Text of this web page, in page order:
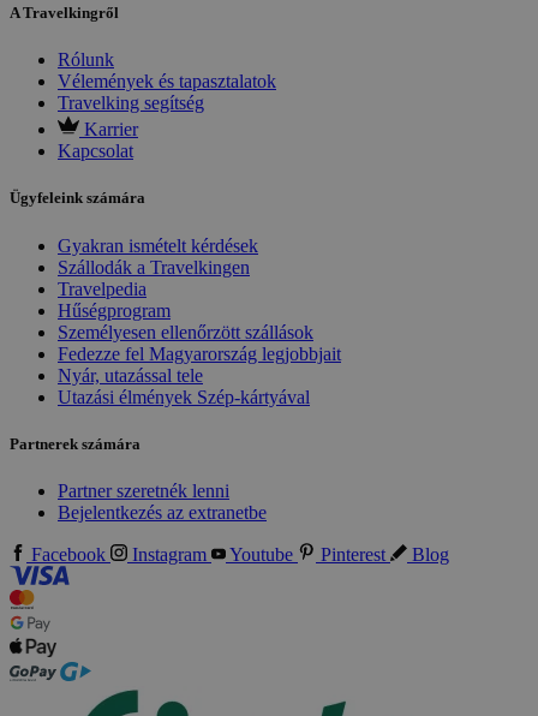
A Travelkingről
Rólunk
Vélemények és tapasztalatok
Travelking segítség
Karrier
Kapcsolat
Ügyfeleink számára
Gyakran ismételt kérdések
Szállodák a Travelkingen
Travelpedia
Hűségprogram
Személyesen ellenőrzött szállások
Fedezze fel Magyarország legjobbjait
Nyár, utazással tele
Utazási élmények Szép-kártyával
Partnerek számára
Partner szeretnék lenni
Bejelentkezés az extranetbe
Facebook Instagram Youtube Pinterest Blog